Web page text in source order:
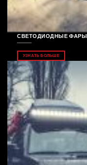
СВЕТОДИОДНЫЕ ФАРЫ
УЗНАТЬ БОЛЬШЕ